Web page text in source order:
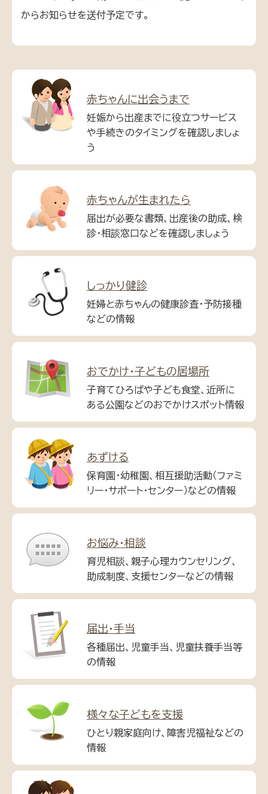
からお知らせを送付予定です。
赤ちゃんに出会うまで
妊娠から出産までに役立つサービス
や手続きのタイミングを確認しましょ
う
赤ちゃんが生まれたら
届出が必要な書類、出産後の助成、検
診・相談窓口などを確認しましょう
しっかり健診
妊婦と赤ちゃんの健康診査・予防接種
などの情報
おでかけ・子どもの居場所
子育てひろばや子ども食堂、近所に
ある公園などのおでかけスポット情報
あずける
保育園・幼稚園、相互援助活動（ファミ
リー・サポート・センター）などの情報
お悩み・相談
育児相談、親子心理カウンセリング、
助成制度、支援センターなどの情報
届出・手当
各種届出、児童手当、児童扶養手当等
の情報
様々な子どもを支援
ひとり親家庭向け、障害児福祉などの
情報